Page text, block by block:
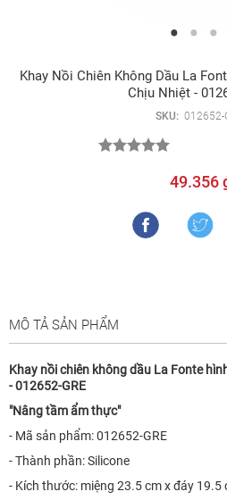
Khay Nồi Chiên Không Dầu La
Chịu Nhiệt -
SKU: 012652-
49.356
MÔ TẢ SẢN PHẨM
Khay nồi chiên không dầu La Fonte
- 012652-GRE
"Nâng tầm ẩm thực"
- Mã sản phẩm: 012652-GRE
- Thành phần: Silicone
- Kích thước: miệng 23.5 cm x đáy 19.5